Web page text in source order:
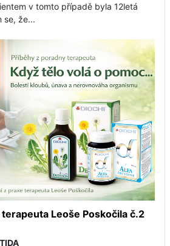
v tomto případě byla 12letá
se, že...
Leoše Poskočila č.2